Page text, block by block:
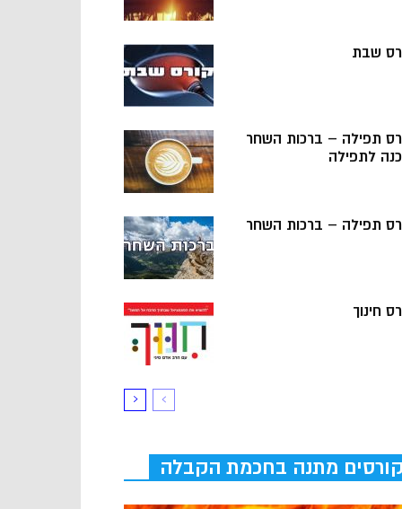
שבת
תפילה – ברכות השחר
לתפילה
תפילה – ברכות השחר
חינוך
קורסים מתנה בחכמת הקבלה